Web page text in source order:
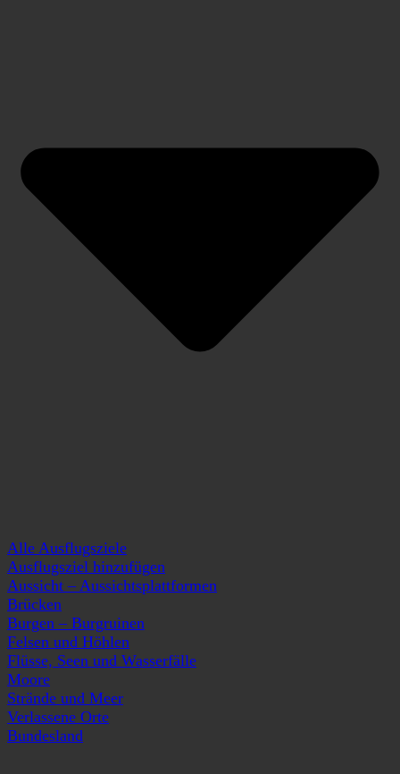
Alle Ausflugsziele
Ausflugsziel hinzufügen
Aussicht – Aussichtsplattformen
Brücken
Burgen – Burgruinen
Felsen und Höhlen
Flüsse, Seen und Wasserfälle
Moore
Strände und Meer
Verlassene Orte
Bundesland